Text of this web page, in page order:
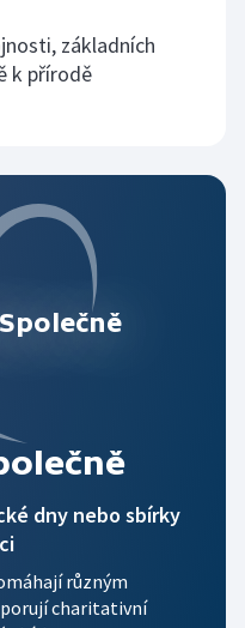
základních
k přírodě
dny nebo sbírky
různým
charitativní